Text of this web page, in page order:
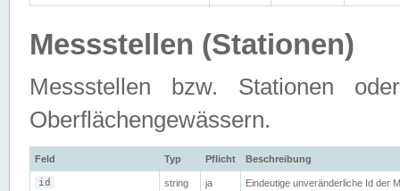
Messstellen (Stationen)
Messstellen bzw. Stationen
Oberflächengewässern.
Feld Typ Pflicht Beschreibung
id
string
ja Eindeutige unveränderliche Id der